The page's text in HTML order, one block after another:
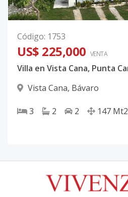
Código: 1753
US$ 225,000 VENTA
Vista Cana, Bávaro
3 2 2 147 Mt2